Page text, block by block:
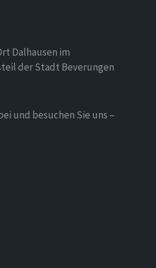
Dalhausen im
der Stadt Beverungen
und besuchen Sie uns –